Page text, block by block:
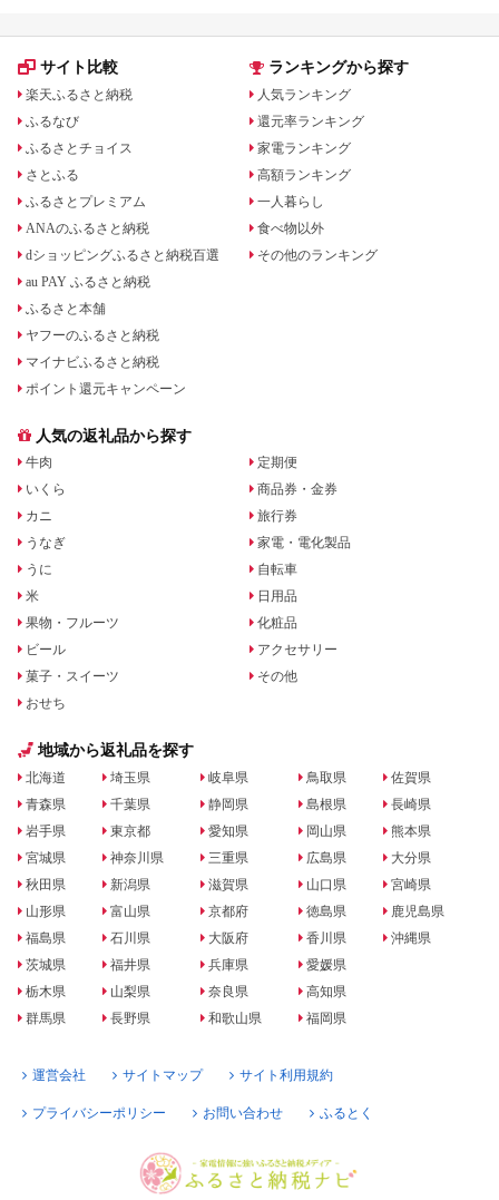
サイト比較
楽天ふるさと納税
ふるなび
ふるさとチョイス
さとふる
ふるさとプレミアム
ANAのふるさと納税
dショッピングふるさと納税百選
au PAY ふるさと納税
ふるさと本舗
ヤフーのふるさと納税
マイナビふるさと納税
ポイント還元キャンペーン
ランキングから探す
人気ランキング
還元率ランキング
家電ランキング
高額ランキング
一人暮らし
食べ物以外
その他のランキング
人気の返礼品から探す
牛肉
いくら
カニ
うなぎ
うに
米
果物・フルーツ
ビール
菓子・スイーツ
おせち
定期便
商品券・金券
旅行券
家電・電化製品
自転車
日用品
化粧品
アクセサリー
その他
地域から返礼品を探す
北海道
青森県
岩手県
宮城県
秋田県
山形県
福島県
茨城県
栃木県
群馬県
埼玉県
千葉県
東京都
神奈川県
新潟県
富山県
石川県
福井県
山梨県
長野県
岐阜県
静岡県
愛知県
三重県
滋賀県
京都府
大阪府
兵庫県
奈良県
和歌山県
鳥取県
島根県
岡山県
広島県
山口県
徳島県
香川県
愛媛県
高知県
福岡県
佐賀県
長崎県
熊本県
大分県
宮崎県
鹿児島県
沖縄県
運営会社 サイトマップ サイト利用規約
プライバシーポリシー お問い合わせ ふるとく